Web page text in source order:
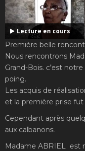
Lecture en cours
Première belle
Nous rencontrons
Grand-Bois. c’est
poing.
Les acquis de
et la première prise fut
Cependant après
aux calbanons.
Madame ABRIEL est